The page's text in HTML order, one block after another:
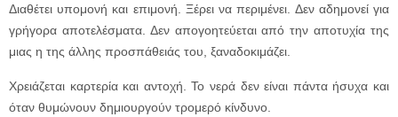
Διαθέτει υπομονή και επιμονή. Ξέρει να περιμένει. Δεν αδημονεί για
γρήγορα αποτελέσματα. Δεν απογοητεύεται από την αποτυχία της
μιας η της άλλης προσπάθειάς του, ξαναδοκιμάζει.
Χρειάζεται καρτερία και αντοχή. Το νερά δεν είναι πάντα ήσυχα και
όταν θυμώνουν δημιουργούν τρομερό κίνδυνο.